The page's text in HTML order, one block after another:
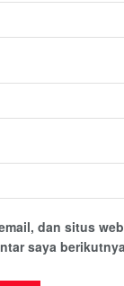
dan situs
saya